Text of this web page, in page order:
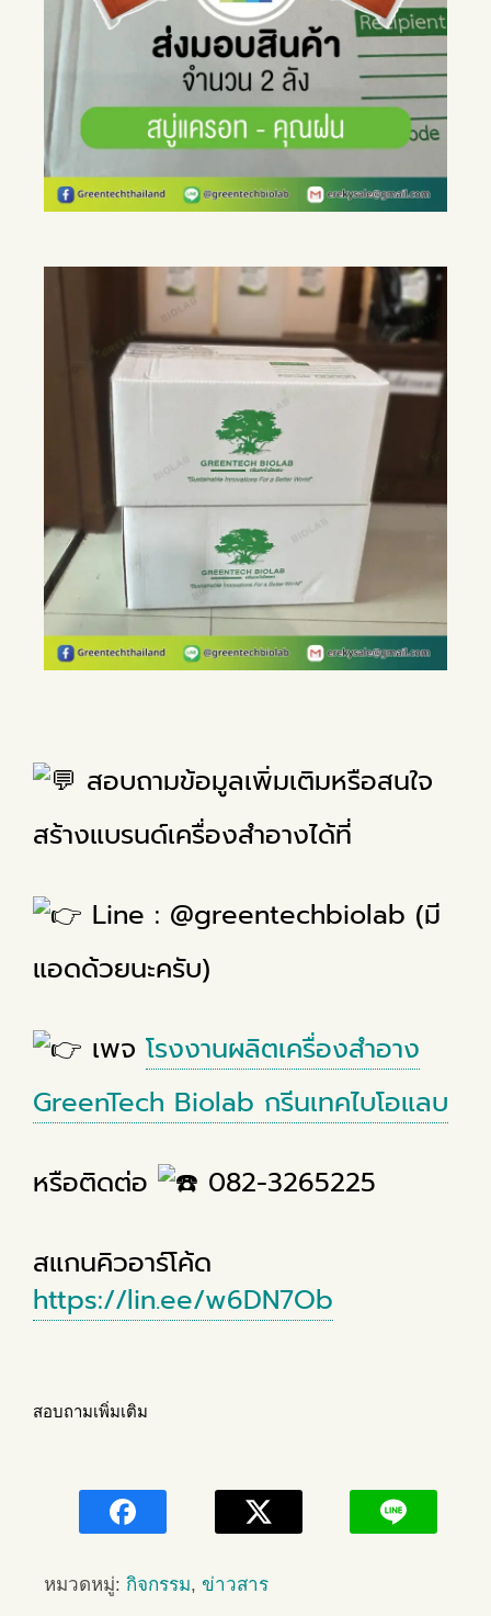
สอบถามข้อมูลเพิ่มเติมหรือสนใจ
สร้างแบรนด์เครื่องสำอางได้ที่
Line : @greentechbiolab (มี
แอดด้วยนะครับ)
เพจ โรงงานผลิตเครื่องสำอาง
GreenTech Biolab กรีนเทคไบโอแลบ
หรือติดต่อ 082-3265225
สแกนคิวอาร์โค้ด
https://lin.ee/w6DN7Ob
สอบถามเพิ่มเติม
หมวดหมู่: กิจกรรม, ข่าวสาร